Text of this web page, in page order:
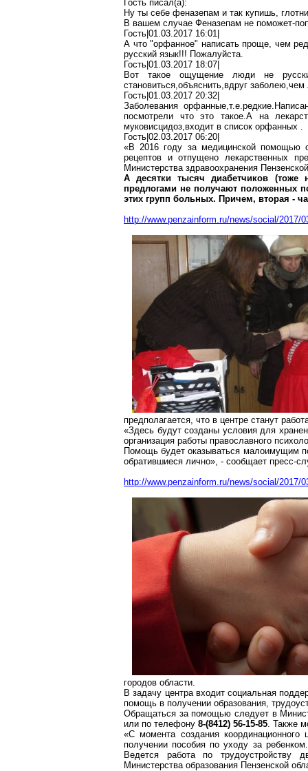
Гость писал(a):
Ну ты себе феназепам и так купишь,
В вашем случае Феназепам не поможет-
Гость|01.03.2017 16:01|
А что "орфанное" написать проще, чем
русский язык!!! Пожалуйста.
Гость|01.03.2017 18:07|
Вот такое ощущение люди не
становиться,объяснить,вдруг заболею,чем
Гость|01.03.2017 20:32|
Заболевания орфанные,т.е.редкие.Н
посмотрели что это такое.А на
муковисцидоз,входит в список орфанных .
Гость|02.03.2017 06:20|
«В 2016 году за медицинской помощью
рецептов и отпущено лекарственных
Министерства здравоохранения
А десятки тысячдиабетчиков (тоже
предлогами не получают положенных
этих групп больных. Причем, вторая -
http://www.penzainform.ru/news/social/
предполагается, что в центре станут
«Здесь будут созданы условия для
организация работы православного
Помощь будет оказываться малоимущим
обратившиеся лично», - сообщает пресс-
http://www.penzainform.ru/news/social/
городов области.
В задачу центра входит социальная
помощь в получении образования,
Обращаться за помощью следует в
или по телефону 8-(8412) 56-15-85. Также
«С момента создания
получении пособия по уходу за
Ведется работа по трудоустройству
Министерства образования Пензенской